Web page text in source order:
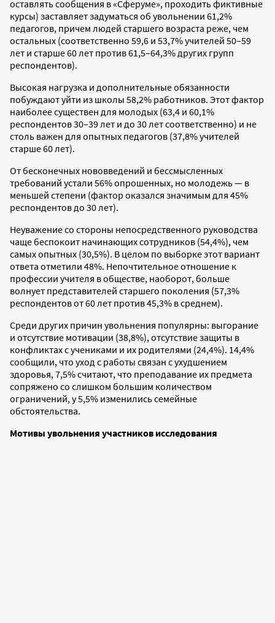
оставлять сообщения в «Сферуме», проходить фиктивные
курсы) заставляет задуматься об увольнении 61,2%
педагогов, причем людей старшего возраста реже, чем
остальных (соответственно 59,6 и 53,7% учителей 50–59
лет и старше 60 лет против 61,5–64,3% других групп
респондентов).
Высокая нагрузка и дополнительные обязанности
побуждают уйти из школы 58,2% работников. Этот фактор
наиболее существен для молодых (63,4 и 60,1%
респондентов 30–39 лет и до 30 лет соответственно) и не
столь важен для опытных педагогов (37,8% учителей
старше 60 лет).
От бесконечных нововведений и бессмысленных
требований устали 56% опрошенных, но молодежь — в
меньшей степени (фактор оказался значимым для 45%
респондентов до 30 лет).
Неуважение со стороны непосредственного руководства
чаще беспокоит начинающих сотрудников (54,4%), чем
самых опытных (30,5%). В целом по выборке этот вариант
ответа отметили 48%. Непочтительное отношение к
профессии учителя в обществе, наоборот, больше
волнует представителей старшего поколения (57,3%
респондентов от 60 лет против 45,3% в среднем).
Среди других причин увольнения популярны: выгорание
и отсутствие мотивации (38,8%), отсутствие защиты в
конфликтах с учениками и их родителями (24,4%). 14,4%
сообщили, что уход с работы связан с ухудшением
здоровья, 7,5% считают, что преподавание их предмета
сопряжено со слишком большим количеством
ограничений, у 5,5% изменились семейные
обстоятельства.
Мотивы увольнения участников исследования